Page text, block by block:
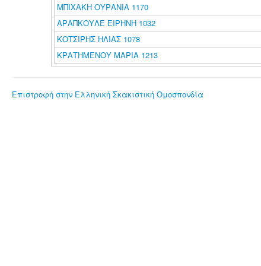
ΜΠΙΧΑΚΗ ΟΥΡΑΝΙΑ 1170
ΑΡΑΠΚΟΥΛΕ ΕΙΡΗΝΗ 1032
ΚΟΤΣΙΡΗΣ ΗΛΙΑΣ 1078
ΚΡΑΤΗΜΕΝΟΥ ΜΑΡΙΑ 1213
Επιστροφή στην Ελληνική Σκακιστική Ομοσπονδία